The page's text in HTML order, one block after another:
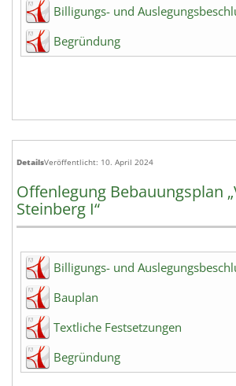
Billigungs- und
Begründung
Offenlegung Bebauungsplan
Steinberg I“
DetailsVeröffentlicht: 10. April 2024
Billigungs- und
Bauplan
Textliche Festsetzungen
Begründung